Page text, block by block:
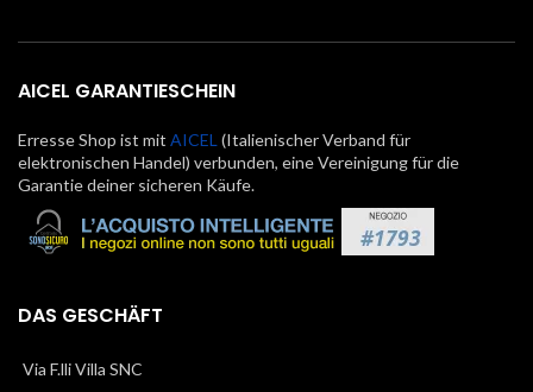
AICEL GARANTIESCHEIN
Erresse Shop ist mit AICEL (Italienischer Verband für
elektronischen Handel) verbunden, eine Vereinigung für die
Garantie deiner sicheren Käufe.
DAS GESCHÄFT
Via F.lli Villa SNC